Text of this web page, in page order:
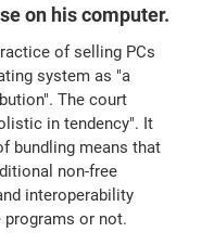
on his computer.
of selling PCs
system as "a
The court
in tendency". It
bundling means that
non-free
interoperability
programs or not.